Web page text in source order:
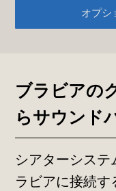
オプシ
ブラビアの
らサウンド
シアターシス
ラビアに接続す